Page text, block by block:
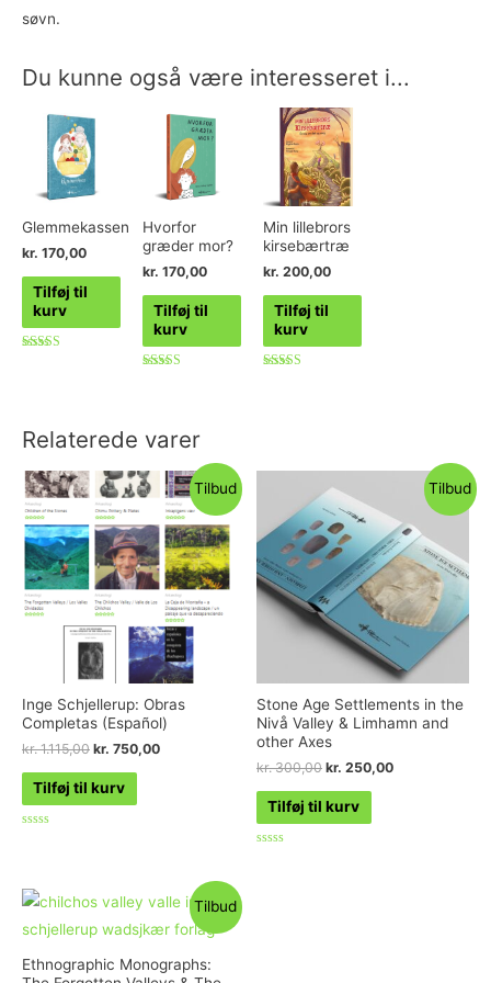
søvn.
Du kunne også være interesseret i...
Glemmekassen
kr. 170,00
Tilføj til
kurv
Hvorfor
græder mor?
kr. 170,00
Tilføj til
kurv
Min lillebrors
kirsebærtræ
kr. 200,00
Tilføj til
kurv
Relaterede varer
Tilbud
Inge Schjellerup: Obras
Completas (Español)
kr.1.115,00 kr. 750,00
Tilføj til kurv
5
Tilbud
Stone Age Settlements in the
Nivå Valley & Limhamn and
other Axes
kr.300,00 kr. 250,00
Tilføj til kurv
Tilbud
Ethnographic Monographs: